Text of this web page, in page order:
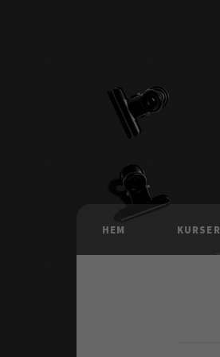
HEM KURSER